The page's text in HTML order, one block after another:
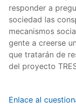
responder a
sociedad las
mecanismos
gente a creerse
que tratarán de
del proyecto
Enlace al